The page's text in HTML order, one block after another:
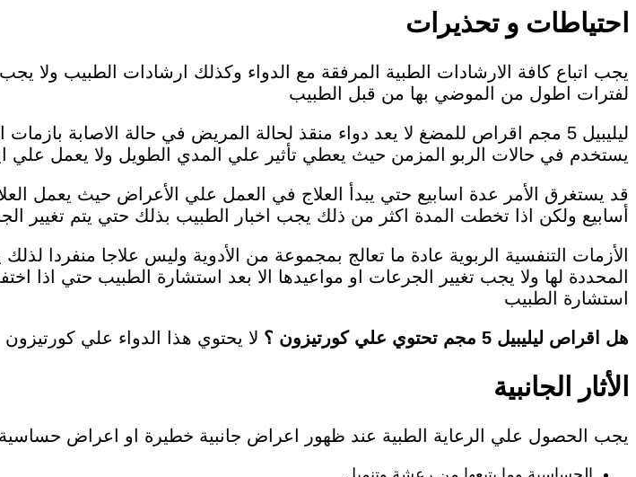
احتياطات و تحذيرات
يجب اتباع كافة الارشادات الطبية المرفقة مع الدواء وكذلك ارشادات الطبيب ولا
لفترات اطول من الموضي بها من قبل الطبيب
ليليبيل 5 مجم اقراص للمضغ لا يعد دواء منقذ لحالة المريض في حالة الاصابة
يستخدم في حالات الربو المزمن حيث يعطي تأثير علي المدي الطويل ولا يعمل علي
قد يستغرق الأمر عدة اسابيع حتي يبدأ العلاج في العمل علي الأعراض حيث يعمل
أسابيع ولكن اذا تخطت المدة اكثر من ذلك يجب اخبار الطبيب بذلك حتي يتم تغيير
الأزمات التنفسية الربوية عادة ما تعالج بمجموعة من الأدوية وليس علاجا منفردا
المحددة لها ولا يجب تغيير الجرعات او مواعيدها الا بعد استشارة الطبيب حتي اذا
استشارة الطبيب
هل اقراص ليليبيل 5 مجم تحتوي علي كورتيزون ؟
لا يحتوي هذا الدواء علي كورتيزون
الأثار الجانبية
يجب الحصول علي الرعاية الطبية عند ظهور اعراض جانبية خطيرة او اعراض